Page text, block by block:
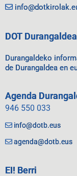
DOT Durangaldea
Durangaldeko
de Durangaldea en
Agenda
946 550 033
info@dotb.eus
agenda@dotb.eus
EI! Berri